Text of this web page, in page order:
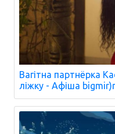
Вагітна партнёрка
ліжку - Афіша